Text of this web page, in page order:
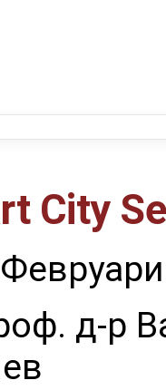
City
д-р